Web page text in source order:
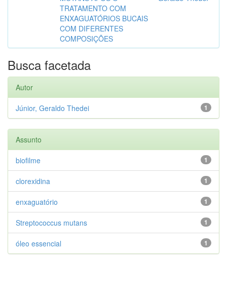
TRATAMENTO COM
ENXAGUATÓRIOS BUCAIS
COM DIFERENTES
COMPOSIÇÕES
Busca facetada
Autor
1
Júnior, Geraldo Thedei
Assunto
1
biofilme
1
clorexidina
1
enxaguatório
1
Streptococcus mutans
1
óleo essencial